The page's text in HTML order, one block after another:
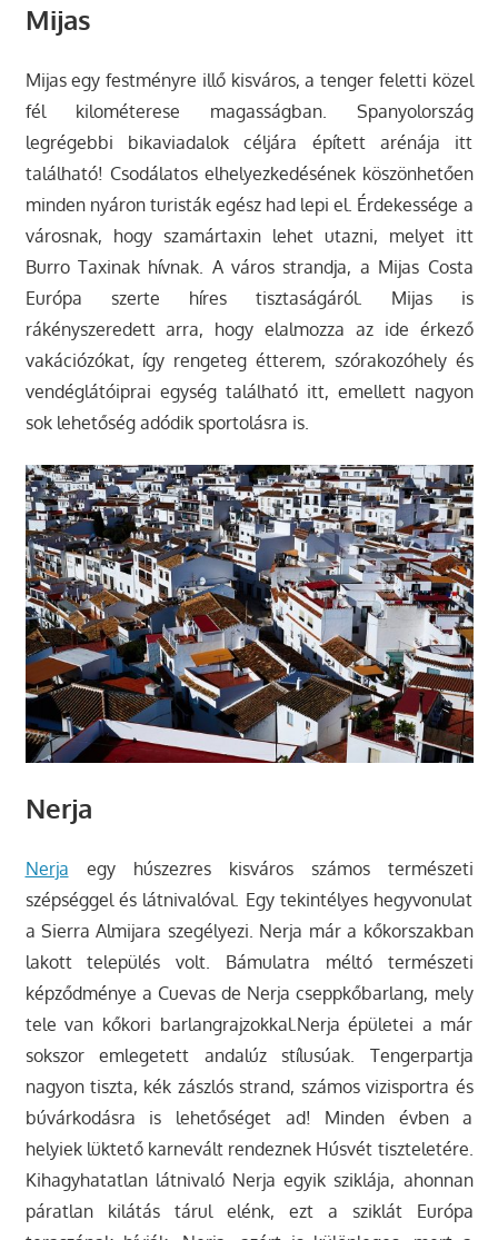
Mijas
Mijas egy festményre illő kisváros, a tenger feletti közel
fél kilométerese magasságban. Spanyolország
legrégebbi bikaviadalok céljára épített arénája itt
található! Csodálatos elhelyezkedésének köszönhetően
minden nyáron turisták egész had lepi el. Érdekessége a
városnak, hogy szamártaxin lehet utazni, melyet itt
Burro Taxinak hívnak. A város strandja, a Mijas Costa
Európa szerte híres tisztaságáról. Mijas is
rákényszeredett arra, hogy elalmozza az ide érkező
vakációzókat, így rengeteg étterem, szórakozóhely és
vendéglátóiprai egység található itt, emellett nagyon
sok lehetőség adódik sportolásra is.
Nerja
Nerja egy húszezres kisváros számos természeti
szépséggel és látnivalóval. Egy tekintélyes hegyvonulat
a Sierra Almijara szegélyezi. Nerja már a kőkorszakban
lakott település volt. Bámulatra méltó természeti
képződménye a Cuevas de Nerja cseppkőbarlang, mely
tele van kőkori barlangrajzokkal.Nerja épületei a már
sokszor emlegetett andalúz stílusúak. Tengerpartja
nagyon tiszta, kék zászlós strand, számos vizisportra és
búvárkodásra is lehetőséget ad! Minden évben a
helyiek lüktető karnevált rendeznek Húsvét tiszteletére.
Kihagyhatatlan látnivaló Nerja egyik sziklája, ahonnan
páratlan kilátás tárul elénk, ezt a sziklát Európa